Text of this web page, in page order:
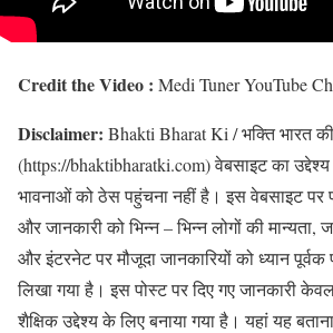
Credit the Video : Medi Tuner YouTube
Disclaimer: Bhakti Bharat Ki / भक्ति भारत की
(https://bhaktibharatki.com) वेबसाइट का
भावनाओं को ठेस पहुंचना नहीं है। इस वेबसाइट पर
और जानकारी को भिन्न – भिन्न लोगों की मान्यता,
और इंटरनेट पर मौजूदा जानकारियों को ध्यान
लिखा गया है। इस पोस्ट पर दिए गए जानकारी
शैक्षिक उद्देश्य के लिए बनाया गया है। यहां यह